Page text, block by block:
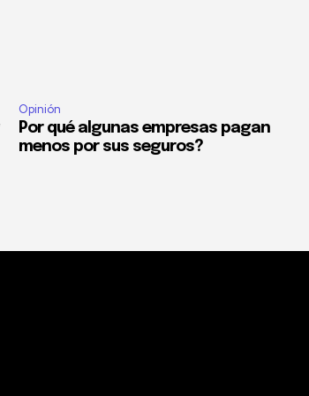
Opinión
Por qué algunas empresas pagan
menos por sus seguros?